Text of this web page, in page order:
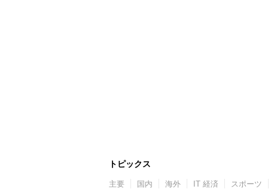
トピックス
主要 国内 海外 IT 経済 スポーツ